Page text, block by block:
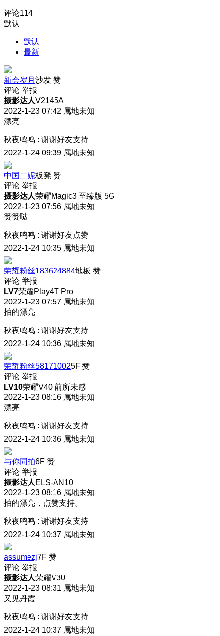
评论114
默认
默认
最新
新会岁月 沙发 赞
评论 举报
摄影达人V2145A
2022-1-23 07:42 属地未知
漂亮
秋夜鸣鸣 : 谢谢好友支持
2022-1-24 09:39 属地未知
中国二妮板凳 赞
评论 举报
摄影达人荣耀Magic3 至臻版 5G
2022-1-23 07:56 属地未知
赞赞哒
秋夜鸣鸣 : 谢谢好友点赞
2022-1-24 10:35 属地未知
荣耀粉丝183624884地板 赞
评论 举报
LV7荣耀Play4T Pro
2022-1-23 07:57 属地未知
拍的漂亮
秋夜鸣鸣 : 谢谢好友支持
2022-1-24 10:36 属地未知
荣耀粉丝581710025F 赞
评论 举报
LV10荣耀V40 前所未感
2022-1-23 08:16 属地未知
漂亮
秋夜鸣鸣 : 谢谢好友支持
2022-1-24 10:36 属地未知
与你同拍6F 赞
评论 举报
摄影达人 ELS-AN10
2022-1-23 08:16 属地未知
拍的漂亮，点赞支持。
秋夜鸣鸣 : 谢谢好友支持
2022-1-24 10:37 属地未知
assumezj7F 赞
评论 举报
摄影达人荣耀V30
2022-1-23 08:31 属地未知
又见丹霞
秋夜鸣鸣 : 谢谢好友支持
2022-1-24 10:37 属地未知